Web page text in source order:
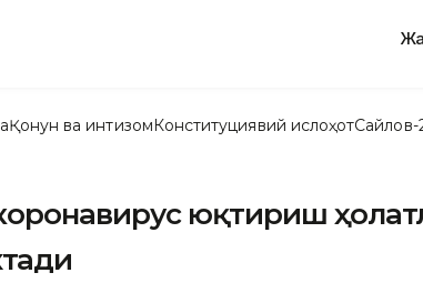
Қонун ва интизомКонституциявий ислоҳотСайлов-
коронавирус юқтириш